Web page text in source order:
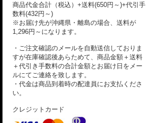
商品代金合計（税込）+送料(650円～)+代引手
数料(432円～)
※お届け先が沖縄県・離島の場合、送料が
1,296円～になります。
・ご注文確認のメールを自動送信しておりま
すが在庫確認後あらためて、商品金額＋送料
＋代引き手数料の合計金額とお届け日をメー
ルにてご連絡を致します。
・代金は商品到着時の配達員にお支払くださ
い。
クレジットカード